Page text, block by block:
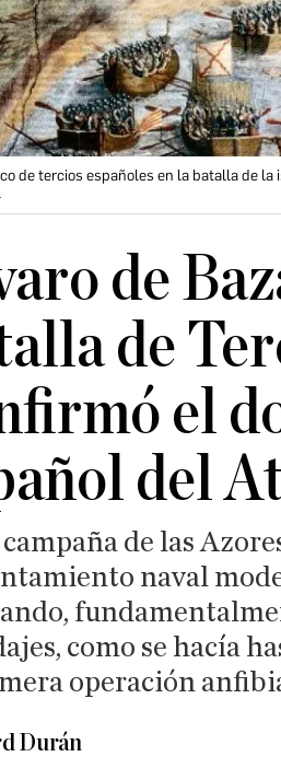
de tercios españoles en la batalla de
de
de
el
del
de las
naval
como se hacía
operación
Durán